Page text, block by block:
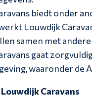
biedt onder
Louwdijk
samen met
gaat
waaronder de
Caravans